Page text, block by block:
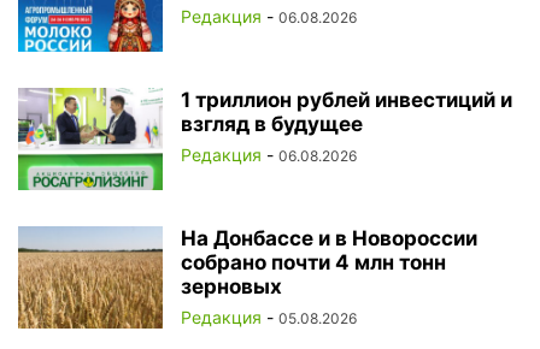
Редакция - 06.08.2026
1 триллион рублей инвестиций и
взгляд в будущее
Редакция - 06.08.2026
На Донбассе и в Новороссии
собрано почти 4 млн тонн
зерновых
Редакция - 05.08.2026